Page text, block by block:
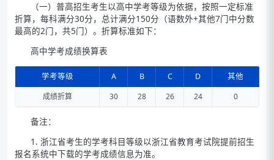
（一）普高招生考生以高中学考等级为依据，按照一定标准
折算，每科满分30分，总计满分150分（语数外+其他7门中分数
最高的2门，共5门）。折算标准如下：
高中学考成绩换算表
学考等级 A B C D
其他
成绩折算
30 28 26 24 0
备注：
1. 浙江省考生的学考科目等级以浙江省教育考试院提前招生
报名系统中下载的学考成绩信息为准。